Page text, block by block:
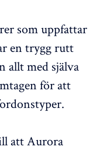
som uppfattar
en trygg rutt
allt med själva
för att
att Aurora